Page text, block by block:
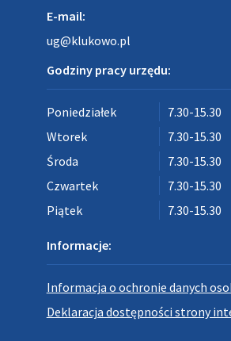
E-mail:
ug@klukowo.pl
Godziny pracy urzędu:
Poniedziałek
7.30-15.30
Wtorek
7.30-15.30
Środa
7.30-15.30
Czwartek
7.30-15.30
Piątek
7.30-15.30
Informacje:
Informacja o ochronie danych
Deklaracja dostępności strony